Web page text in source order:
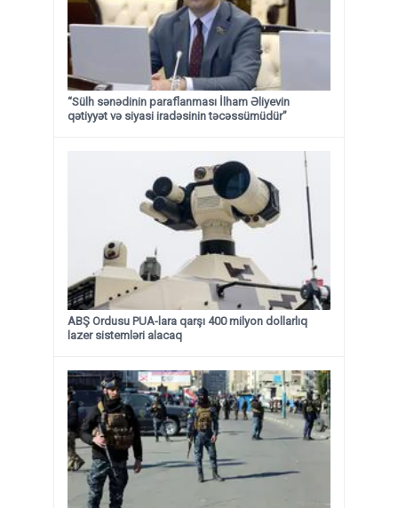
“Sülh sənədinin paraflanması İlham Əliyevin
qətiyyət və siyasi iradəsinin təcəssümüdür”
ABŞ Ordusu PUA-lara qarşı 400 milyon dollarlıq
lazer sistemləri alacaq